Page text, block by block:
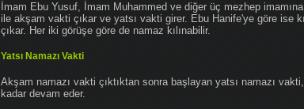
İmam Ebu Yusuf, İmam Muhammed ve diğer üç mezhep
ile akşam vakti çıkar ve yatsı vakti girer. Ebu Hanife'ye göre ise
çıkar. Her iki görüşe göre de namaz kılınabilir.
Yatsı Namazı Vakti
Akşam namazı vakti çıktıktan sonra başlayan yatsı namazı
kadar devam eder.